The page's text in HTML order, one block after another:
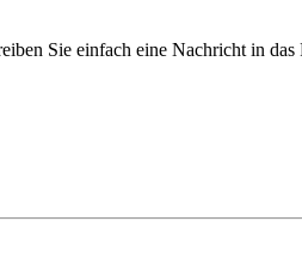
Sie einfach eine Nachricht in